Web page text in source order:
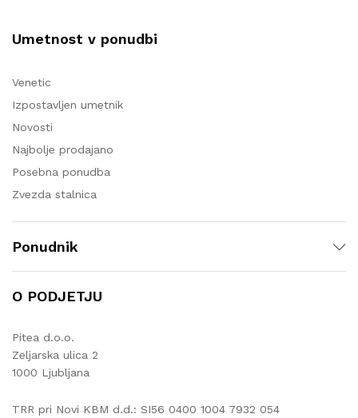
Umetnost v ponudbi
Venetic
Izpostavljen umetnik
Novosti
Najbolje prodajano
Posebna ponudba
Zvezda stalnica
Ponudnik
O PODJETJU
Pitea d.o.o.
Zeljarska ulica 2
1000 Ljubljana
TRR pri Novi KBM d.d.: SI56 0400 1004 7932 054